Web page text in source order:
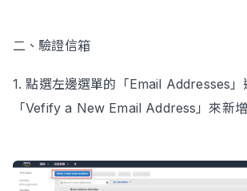
二、驗證信箱
1. 點選左邊選單的「Email Addresses」
「Vefify a New Email Address」來新